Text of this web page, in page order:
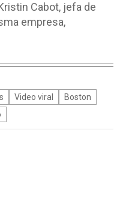
Cabot, jefa de
empresa,
Video viral
Boston